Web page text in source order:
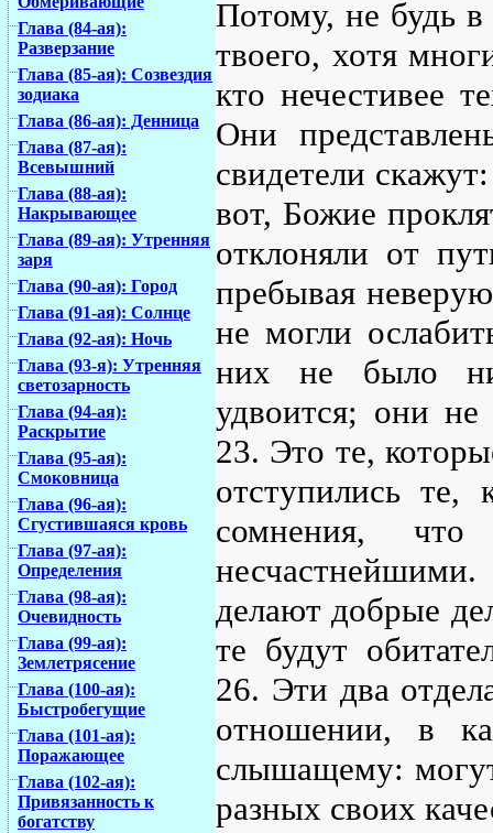
Глава (84-ая):
Разверзание
Глава (85-ая): Созвездия
зодиака
Глава (86-ая): Денница
Глава (87-ая):
Всевышний
Глава (88-ая):
Накрывающее
Глава (89-ая): Утренняя
заря
Глава (90-ая): Город
Глава (91-ая): Солнце
Глава (92-ая): Ночь
Глава (93-я): Утренняя
светозарность
Глава (94-ая):
Раскрытие
Глава (95-ая):
Смоковница
Глава (96-ая):
Сгустившаяся кровь
Глава (97-ая):
Определения
Глава (98-ая):
Очевидность
Глава (99-ая):
Землетрясение
Глава (100-ая):
Быстробегущие
Глава (101-ая):
Поражающее
Глава (102-ая):
Привязанность к
богатству
Потому, не будь
твоего, хотя
кто нечестивее
Они
свидетели
вот, Божие
отклоняли от
пребывая
не могли
них не было
удвоится; они
23. Это те,
отступились
сомнения,
делают добрые
те будут
26. Эти два
отношении, в
слышащему:
разных своих